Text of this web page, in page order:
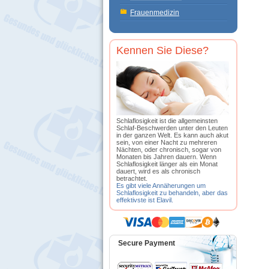
Frauenmedizin
Kennen Sie Diese?
Schlaflosigkeit ist die allgemeinsten
Schlaf-Beschwerden unter den Leuten
in der ganzen Welt. Es kann auch akut
sein, von einer Nacht zu mehreren
Nächten, oder chronisch, sogar von
Monaten bis Jahren dauern. Wenn
Schlaflosigkeit länger als ein Monat
dauert, wird es als chronisch
betrachtet.
Es gibt viele Annäherungen um
Schlaflosigkeit zu behandeln, aber das
effektivste ist Elavil.
Secure Payment